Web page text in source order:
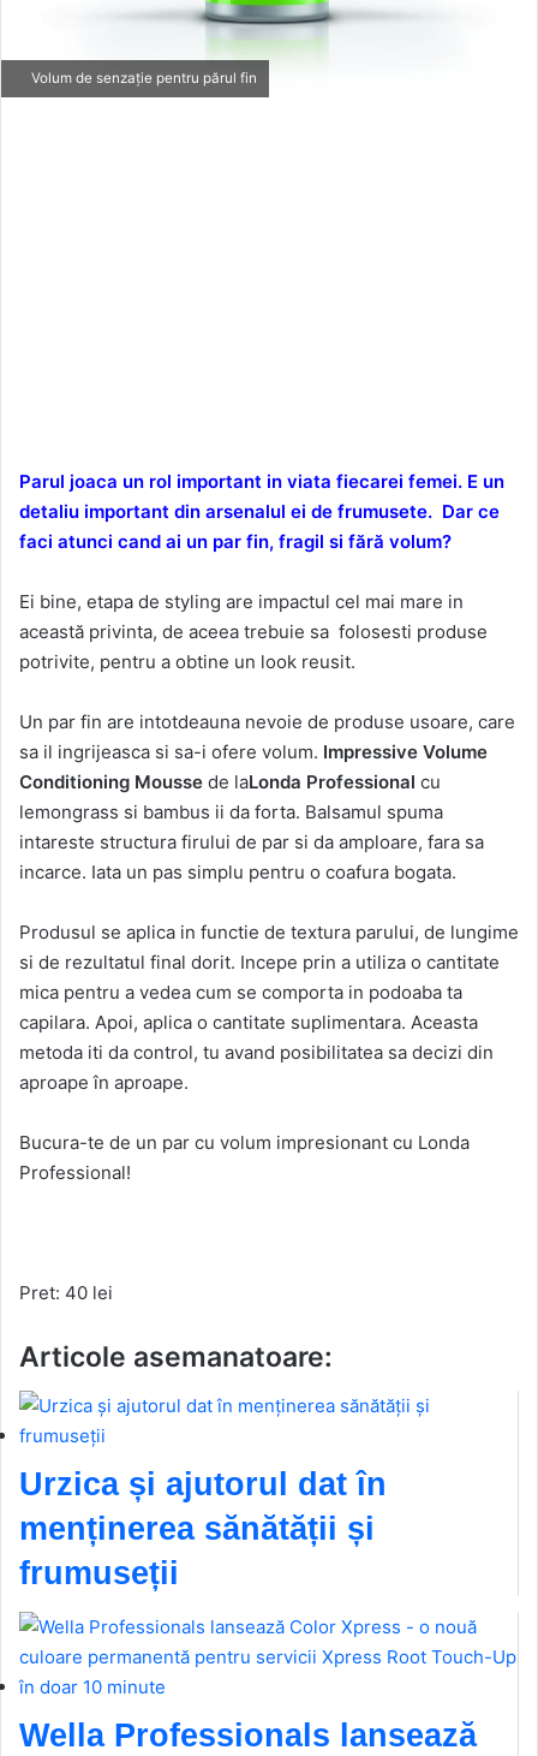
Volum de senzație pentru părul fin
Parul joaca un rol important in viata fiecarei femei. E un
detaliu important din arsenalul ei de frumusete. Dar ce
faci atunci cand ai un par fin, fragil si fără volum?
Ei bine, etapa de styling are impactul cel mai mare in
această privinta, de aceea trebuie sa folosesti produse
potrivite, pentru a obtine un look reusit.
Un par fin are intotdeauna nevoie de produse usoare, care
sa il ingrijeasca si sa-i ofere volum. Impressive Volume
Conditioning Mousse de laLonda Professional cu
lemongrass si bambus ii da forta. Balsamul spuma
intareste structura firului de par si da amploare, fara sa
incarce. Iata un pas simplu pentru o coafura bogata.
Produsul se aplica in functie de textura parului, de lungime
si de rezultatul final dorit. Incepe prin a utiliza o cantitate
mica pentru a vedea cum se comporta in podoaba ta
capilara. Apoi, aplica o cantitate suplimentara. Aceasta
metoda iti da control, tu avand posibilitatea sa decizi din
aproape în aproape.
Bucura-te de un par cu volum impresionant cu Londa
Professional!
Pret: 40 lei
Articole asemanatoare:
Urzica și ajutorul dat în
menținerea sănătății și
frumuseții
Wella Professionals lansează